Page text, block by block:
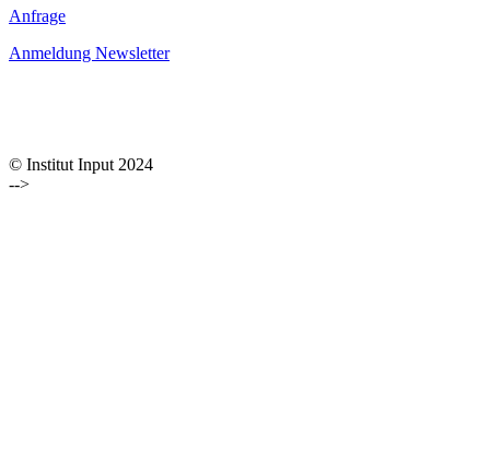
Anfrage
Anmeldung Newsletter
© Institut Input 2024
-->